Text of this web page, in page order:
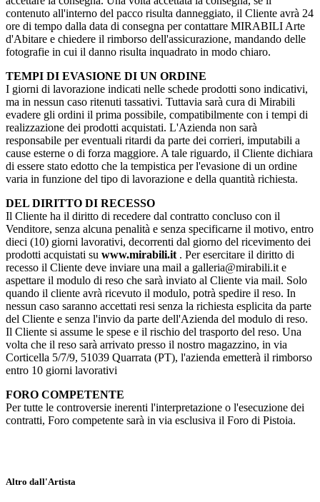
contenuto all'interno del pacco risulta danneggiato, il Cliente avrà 24
ore di tempo dalla data di consegna per contattare MIRABILI Arte
d'Abitare e chiedere il rimborso dell'assicurazione, mandando delle
fotografie in cui il danno risulta inquadrato in modo chiaro.
TEMPI DI EVASIONE DI UN ORDINE
I giorni di lavorazione indicati nelle schede prodotti sono indicativi,
ma in nessun caso ritenuti tassativi. Tuttavia sarà cura di Mirabili
evadere gli ordini il prima possibile, compatibilmente con i tempi di
realizzazione dei prodotti acquistati. L'Azienda non sarà
responsabile per eventuali ritardi da parte dei corrieri, imputabili a
cause esterne o di forza maggiore. A tale riguardo, il Cliente dichiara
di essere stato edotto che la tempistica per l'evasione di un ordine
varia in funzione del tipo di lavorazione e della quantità richiesta.
DEL DIRITTO DI RECESSO
Il Cliente ha il diritto di recedere dal contratto concluso con il
Venditore, senza alcuna penalità e senza specificarne il motivo, entro
dieci (10) giorni lavorativi, decorrenti dal giorno del ricevimento dei
prodotti acquistati su www.mirabili.it . Per esercitare il diritto di
recesso il Cliente deve inviare una mail a galleria@mirabili.it e
aspettare il modulo di reso che sarà inviato al Cliente via mail. Solo
quando il cliente avrà ricevuto il modulo, potrà spedire il reso. In
nessun caso saranno accettati resi senza la richiesta esplicita da parte
del Cliente e senza l'invio da parte dell'Azienda del modulo di reso.
Il Cliente si assume le spese e il rischio del trasporto del reso. Una
volta che il reso sarà arrivato presso il nostro magazzino, in via
Corticella 5/7/9, 51039 Quarrata (PT), l'azienda emetterà il rimborso
entro 10 giorni lavorativi
FORO COMPETENTE
Per tutte le controversie inerenti l'interpretazione o l'esecuzione dei
contratti, Foro competente sarà in via esclusiva il Foro di Pistoia.
Altro dall'Artista